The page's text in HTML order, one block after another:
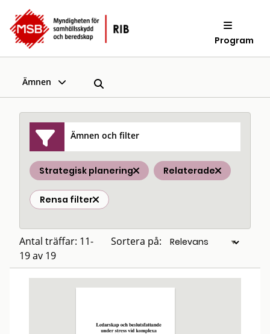
Program
Ämnen
Ämnen och filter
Strategisk planering Relaterade
Rensa filter
Antal träffar: 11-
19 av 19
Sortera på: